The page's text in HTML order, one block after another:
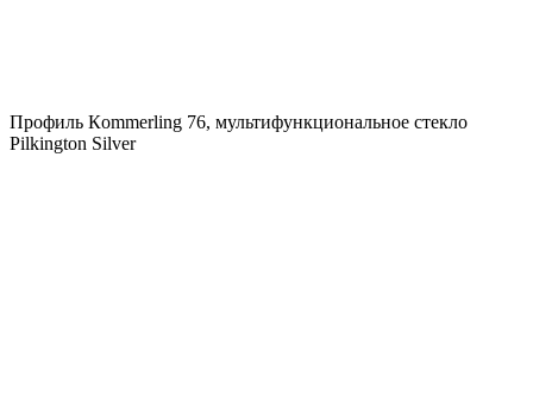
Профиль Кommerling 76, мультифункциональное стекло
Pilkington Silver